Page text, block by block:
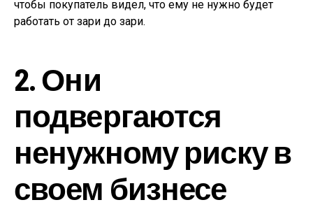
чтобы покупатель видел, что ему не нужно будет
работать от зари до зари.
2. Они
подвергаются
ненужному риску в
своем бизнесе